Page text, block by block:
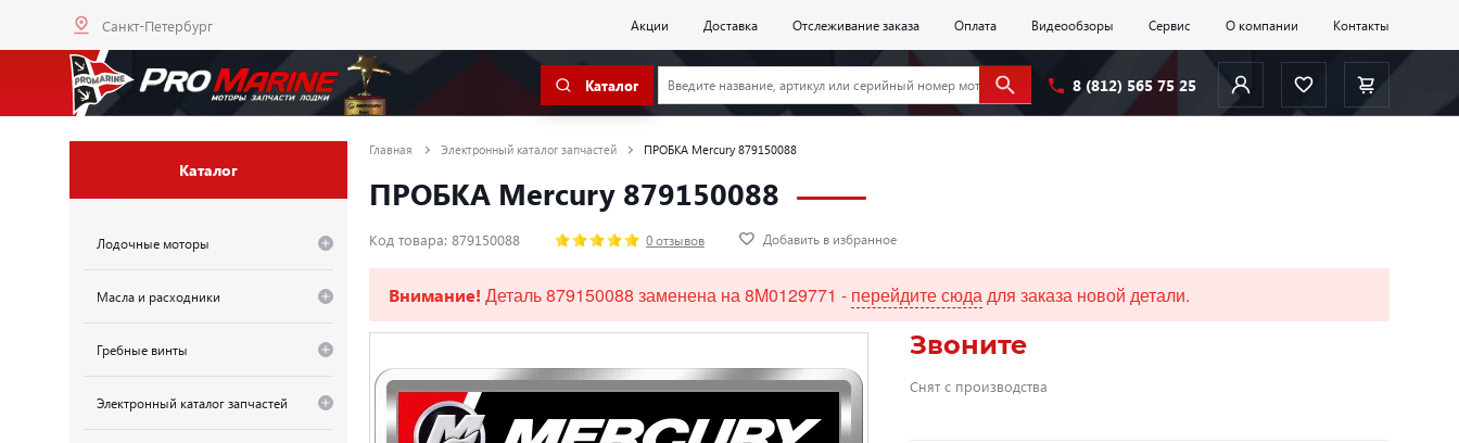
Санкт-Петербург Акции Доставка Отслеживание заказа Оплата Видеообзоры Сервис О компании Контакты
Каталог 8 (812) 565 75 25
Каталог
Лодочные моторы
Масла и расходники
Гребные винты
Электронный каталог запчастей
Главная Электронный каталог запчастей ПРОБКА Mercury 879150088
ПРОБКА Mercury 879150088
Код товара: 879150088 0 отзывов Добавить в избранное
Внимание! Деталь 879150088 заменена на 8M0129771 - перейдите сюдадля заказа новой детали.
Звоните
Снят с производства